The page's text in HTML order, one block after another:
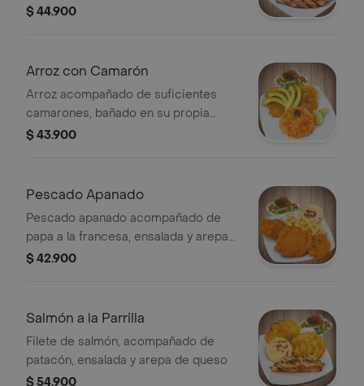
arepa de queso.
$ 44.900
Arroz con Camarón
Arroz acompañado de suficientes
camarones, bañado en su propia
salsa de camarón y salsa de la casa
$ 43.900
Pescado Apanado
Pescado apanado acompañado de
papa a la francesa, ensalada y arepa
de queso.
$ 42.900
Salmón a la Parrilla
Filete de salmón, acompañado de
patacón, ensalada y arepa de queso
$ 54.900